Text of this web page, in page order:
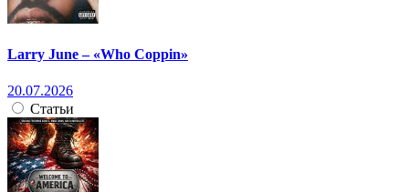
Larry June – «Who Coppin»
20.07.2026
Статьи